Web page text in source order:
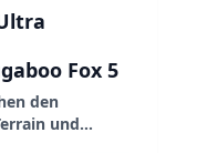
Fox 5
den
und